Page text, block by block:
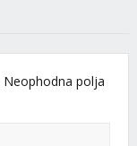
Neophodna polja